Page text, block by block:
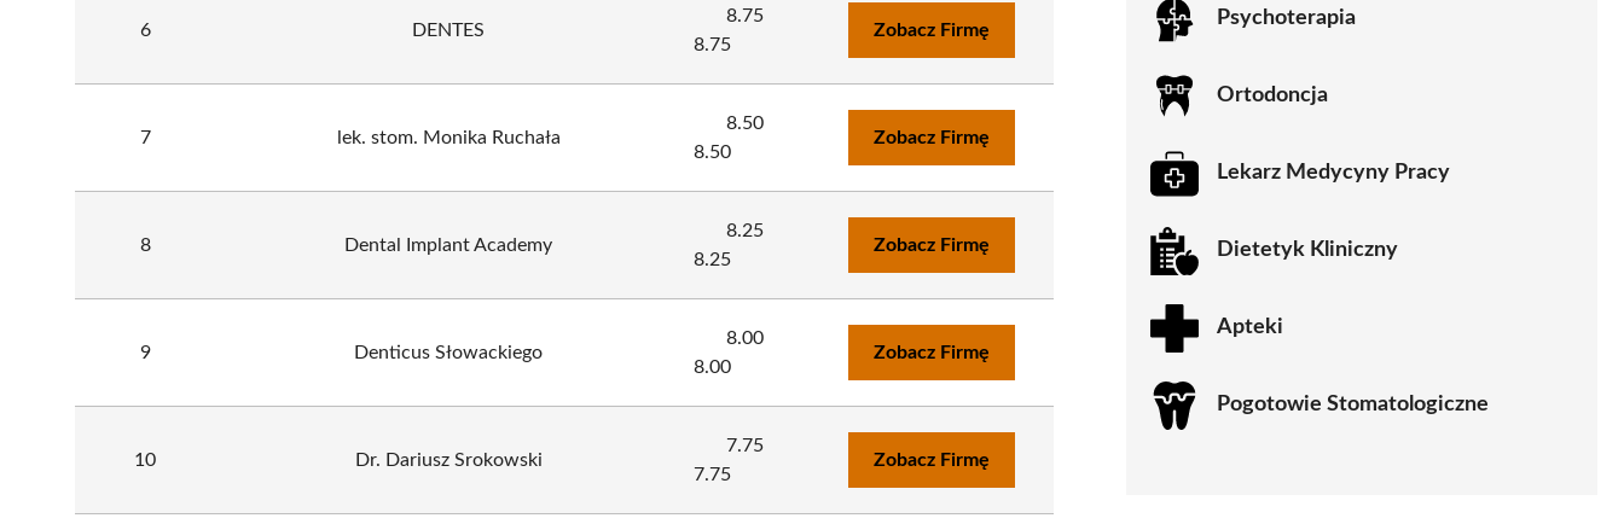
6 DENTES
8.75
8.75
Zobacz Firmę
7 lek. stom. Monika Ruchała
8.50
8.50
Zobacz Firmę
8 Dental Implant Academy
8.25
8.25
Zobacz Firmę
9 Denticus Słowackiego
8.00
8.00
Zobacz Firmę
10 Dr. Dariusz Srokowski
7.75
7.75
Zobacz Firmę
Psychoterapia
Ortodoncja
Lekarz Medycyny Pracy
Dietetyk Kliniczny
Apteki
Pogotowie Stomatologiczne